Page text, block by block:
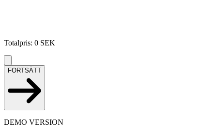
Totalpris: 0 SEK
FORTSÄTT
DEMO VERSION